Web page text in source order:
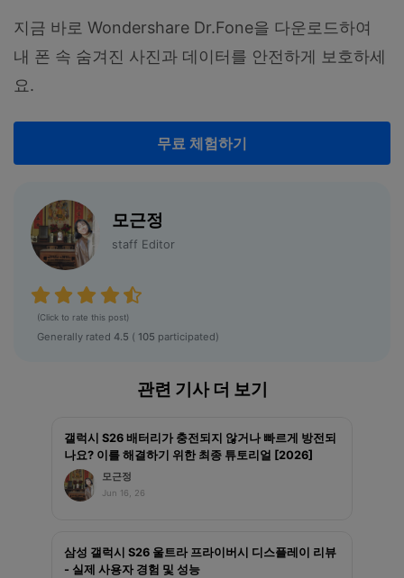
지금 바로 Wondershare Dr.Fone을 다운로드하여
내 폰 속 숨겨진 사진과 데이터를 안전하게 보호하세
요.
무료 체험하기
모근정
staff Editor
(Click to rate this post)
Generally rated 4.5 ( 105 participated)
관련 기사 더 보기
갤럭시 S26 배터리가 충전되지 않거나 빠르게 방전되
나요? 이를 해결하기 위한 최종 튜토리얼 [2026]
모근정
Jun 16, 26
삼성 갤럭시 S26 울트라 프라이버시 디스플레이 리뷰
- 실제 사용자 경험 및 성능